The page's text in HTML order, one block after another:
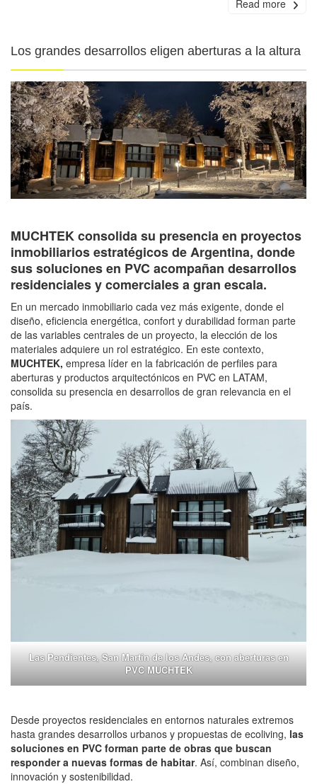
Read more
Los grandes desarrollos eligen aberturas a la altura
MUCHTEK consolida su presencia en proyectos
inmobiliarios estratégicos de Argentina, donde
sus soluciones en PVC acompañan desarrollos
residenciales y comerciales a gran escala.
En un mercado inmobiliario cada vez más exigente, donde el
diseño, eficiencia energética, confort y durabilidad forman parte
de las variables centrales de un proyecto, la elección de los
materiales adquiere un rol estratégico. En este contexto,
MUCHTEK, empresa líder en la fabricación de perfiles para
aberturas y productos arquitectónicos en PVC en LATAM,
consolida su presencia en desarrollos de gran relevancia en el
país.
Las Pendientes, San Martín de los Andes, con aberturas en
PVC MUCHTEK
Desde proyectos residenciales en entornos naturales extremos
hasta grandes desarrollos urbanos y propuestas de ecoliving, las
soluciones en PVC forman parte de obras que buscan
responder a nuevas formas de habitar. Así, combinan diseño,
innovación y sostenibilidad.